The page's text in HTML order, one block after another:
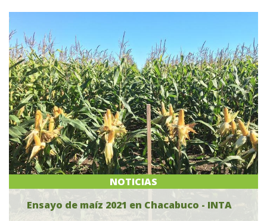
NOTICIAS
Ensayo de maíz 2021 en Chacabuco - INTA